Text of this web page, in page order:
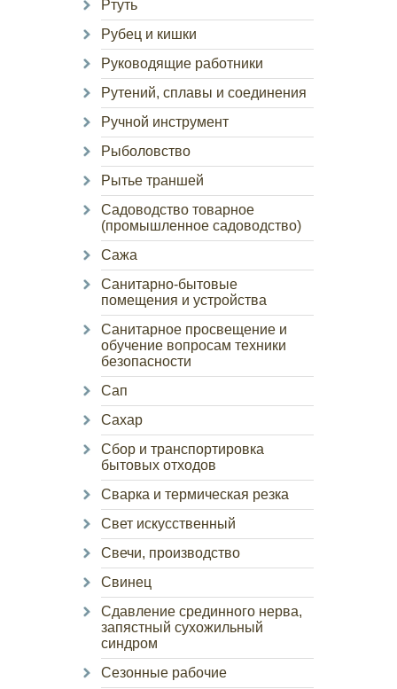
Ртуть
Рубец и кишки
Руководящие работники
Рутений, сплавы и соединения
Ручной инструмент
Рыболовство
Рытье траншей
Садоводство товарное
(промышленное садоводство)
Сажа
Санитарно-бытовые
помещения и устройства
Санитарное просвещение и
обучение вопросам техники
безопасности
Сап
Сахар
Сбор и транспортировка
бытовых отходов
Сварка и термическая резка
Свет искусственный
Свечи, производство
Свинец
Сдавление срединного нерва,
запястный сухожильный
синдром
Сезонные рабочие